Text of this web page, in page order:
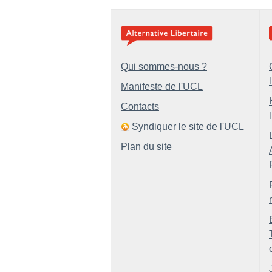
Qui sommes-nous ?
Manifeste de l'UCL
Contacts
Syndiquer le site de l'UCL
Plan du site